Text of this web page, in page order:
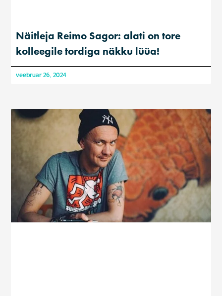
Näitleja Reimo Sagor: alati on tore
kolleegile tordiga näkku lüüa!
veebruar 26, 2024